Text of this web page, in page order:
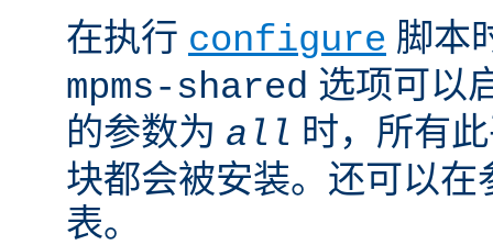
在执行 configure 脚本
mpms-shared 选项可以
的参数为 all 时，所有
块都会被安装。还可以在
表。